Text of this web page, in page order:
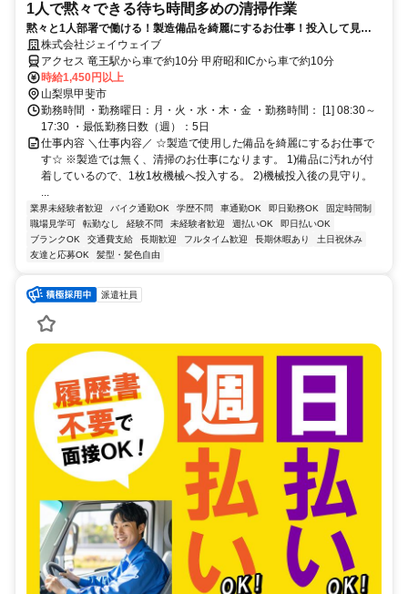
1人で黙々できる待ち時間多めの清掃作業
黙々と1人部署で働ける！製造備品を綺麗にするお仕事！投入して見守
りするだけ♪日勤×土日休み×残業無し♪
株式会社ジェイウェイブ
アクセス 竜王駅から車で約10分 甲府昭和ICから車で約10分
時給1,450円以上
山梨県甲斐市
勤務時間 ・勤務曜日：月・火・水・木・金 ・勤務時間： [1] 08:30～
17:30 ・最低勤務日数（週）：5日
仕事内容 ＼仕事内容／ ☆製造で使用した備品を綺麗にするお仕事で
す☆ ※製造では無く、清掃のお仕事になります。 1)備品に汚れが付
着しているので、1枚1枚機械へ投入する。 2)機械投入後の見守り。
...
業界未経験者歓迎 バイク通勤OK 学歴不問 車通勤OK 即日勤務OK
固定時間制
職場見学可
転勤なし 経験不問 未経験者歓迎 週払いOK
即日払いOK
ブランクOK
交通費支給 長期歓迎 フルタイム歓迎 長期休暇あり
土日祝休み
友達と応募OK
髪型・髪色自由
派遣社員